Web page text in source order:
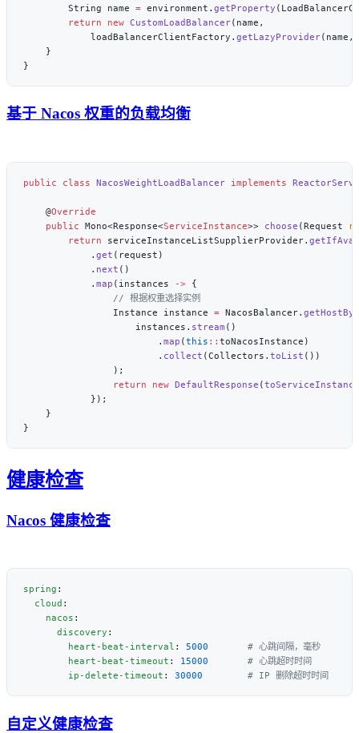
        String name
= environment. getProperty
        return
new CustomLoadBalancer
            loadBalancerClientFactory.
getLazyProvider
基于 Nacos 权重的负载均衡
public class NacosWeightLoadBalancer implements
    @
    public
Mono<Response<ServiceInstance>> choose (Request
        return
serviceInstanceListSupplierProvider.
            .
get
            .
next
            .
map (instances ->
                Instance instance
= NacosBalancer.
                    instances.
stream
                        .
map (this ::
                        .
collect (Collectors. toList
                return
new DefaultResponse (toServiceInstance
健康检查
Nacos 健康检查
spring
  cloud
    nacos
      discovery
        heart-beat-interval
: 5000
        heart-beat-timeout
: 15000
        ip-delete-timeout
: 30000
自定义健康检查